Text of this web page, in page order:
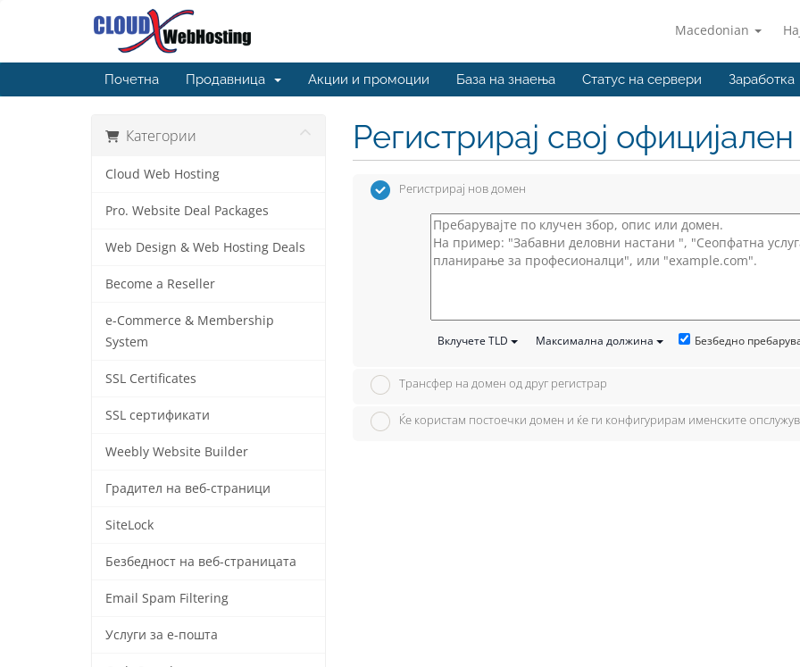
Macedonian
Почетна Продавница Акции и промоции База на знаења Статус на сервери Заработка
Категории
Cloud Web Hosting
Pro. Website Deal Packages
Web Design & Web Hosting Deals
Become a Reseller
e-Commerce & Membership
System
SSL Certificates
SSL сертификати
Weebly Website Builder
Градител на веб-страници
SiteLock
Безбедност на веб-страницата
Email Spam Filtering
Услуги за е-пошта
Регистрирај свој
Регистрирај нов домен
Вклучете TLD Максимална должина Безбедно
Трансфер на домен од друг регистрар
Ќе користам постоечки домен и ќе ги конфигурирам именските